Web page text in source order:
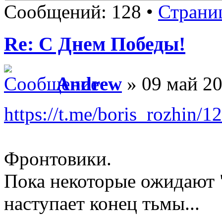
Сообщений: 128 •
Re: С Днем Победы!
Andrew » 09 май
https://t.me/boris_rozhin/
Фронтовики.
Пока некоторые ожидают
наступает конец тьмы...